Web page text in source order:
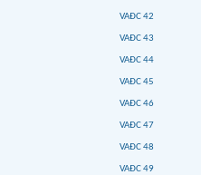
VAĐC 42
VAĐC 43
VAĐC 44
VAĐC 45
VAĐC 46
VAĐC 47
VAĐC 48
VAĐC 49